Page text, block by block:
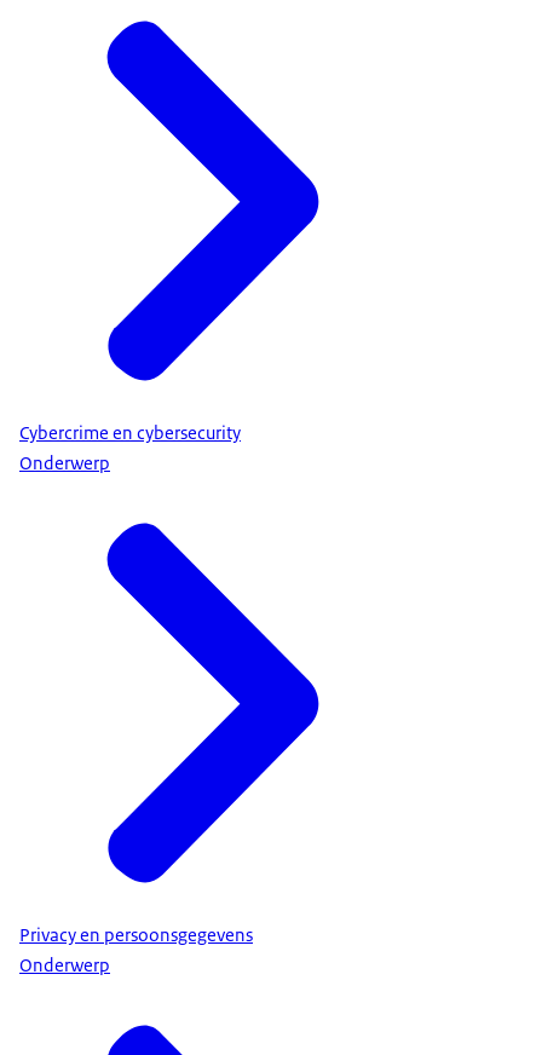
Cybercrime en cybersecurity
Onderwerp
Privacy en persoonsgegevens
Onderwerp